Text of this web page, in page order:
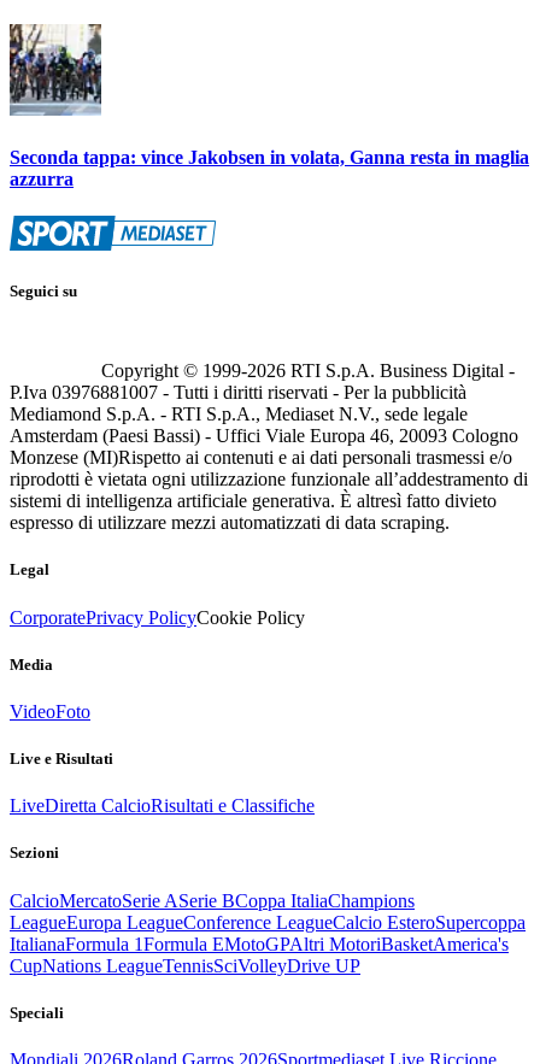
Seconda tappa: vince Jakobsen in volata, Ganna resta in maglia
azzurra
Seguici su
Copyright © 1999-2026 RTI S.p.A. Business Digital -
P.Iva 03976881007 - Tutti i diritti riservati - Per la pubblicità
Mediamond S.p.A. - RTI S.p.A., Mediaset N.V., sede legale
Amsterdam (Paesi Bassi) - Uffici Viale Europa 46, 20093 Cologno
Monzese (MI)Rispetto ai contenuti e ai dati personali trasmessi e/o
riprodotti è vietata ogni utilizzazione funzionale all’addestramento di
sistemi di intelligenza artificiale generativa. È altresì fatto divieto
espresso di utilizzare mezzi automatizzati di data scraping.
Legal
CorporatePrivacy PolicyCookie Policy
Media
VideoFoto
Live e Risultati
LiveDiretta CalcioRisultati e Classifiche
Sezioni
CalcioMercatoSerie ASerie BCoppa ItaliaChampions
LeagueEuropa LeagueConference LeagueCalcio EsteroSupercoppa
ItalianaFormula 1Formula EMotoGPAltri MotoriBasketAmerica's
CupNations LeagueTennisSciVolleyDrive UP
Speciali
Mondiali 2026Roland Garros 2026Sportmediaset Live Riccione